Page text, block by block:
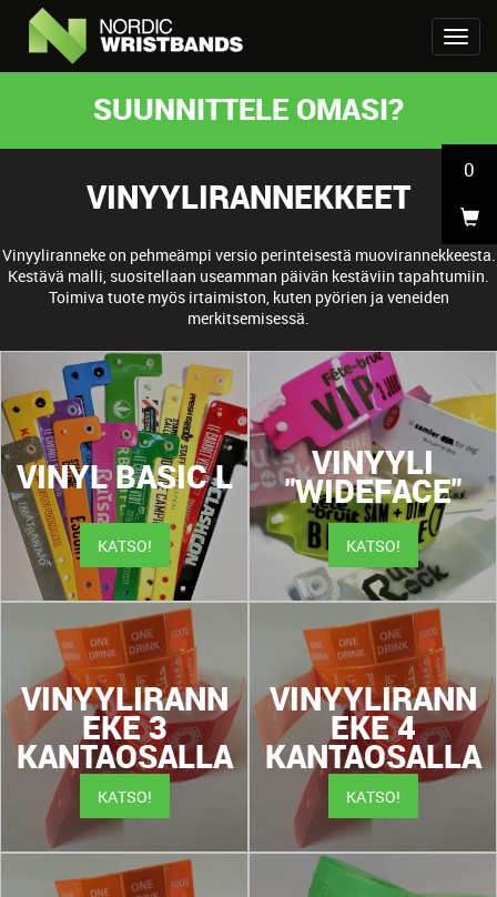
0
SUUNNITTELE OMASI?
VINYYLIRANNEKKEET
Vinyyliranneke on pehmeämpi versio perinteisestä muovirannekkeesta.
Kestävä malli, suositellaan useamman päivän kestäviin tapahtumiin.
Toimiva tuote myös irtaimiston, kuten pyörien ja veneiden
merkitsemisessä.
VINYL BASIC L
KATSO!
VINYYLI
"WIDEFACE"
KATSO!
VINYYLIRANN
EKE 3
KANTAOSALLA
KATSO!
VINYYLIRANN
EKE 4
KANTAOSALLA
KATSO!